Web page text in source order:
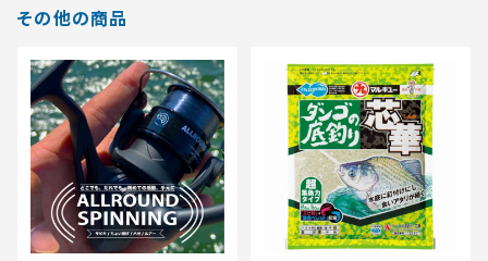
その他の商品